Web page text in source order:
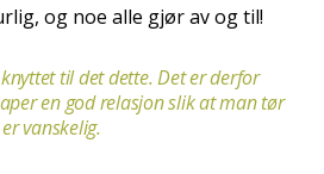
og noe alle gjør av og til!
til det dette. Det er derfor
en god relasjon slik at man tør
vanskelig.